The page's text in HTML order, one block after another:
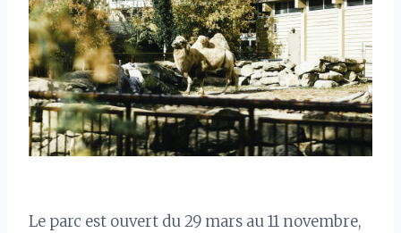
Le parc est ouvert du 29 mars au 11 novembre,